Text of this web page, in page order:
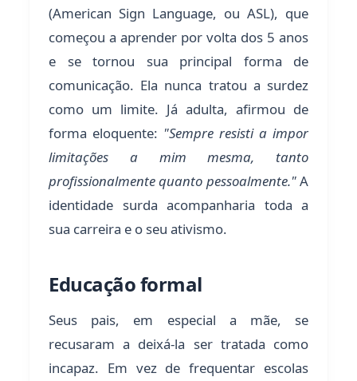
(American Sign Language, ou ASL), que
começou a aprender por volta dos 5 anos
e se tornou sua principal forma de
comunicação. Ela nunca tratou a surdez
como um limite. Já adulta, afirmou de
forma eloquente: "Sempre resisti a impor
limitações a mim mesma, tanto
profissionalmente quanto pessoalmente."A
identidade surda acompanharia toda a
sua carreira e o seu ativismo.
Educação formal
Seus pais, em especial a mãe, se
recusaram a deixá-la ser tratada como
incapaz. Em vez de frequentar escolas